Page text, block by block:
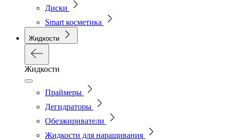
Диски
Smart косметика
Жидкости
Жидкости
Праймеры
Дегидраторы
Обезжириватели
Жидкости для наращивания